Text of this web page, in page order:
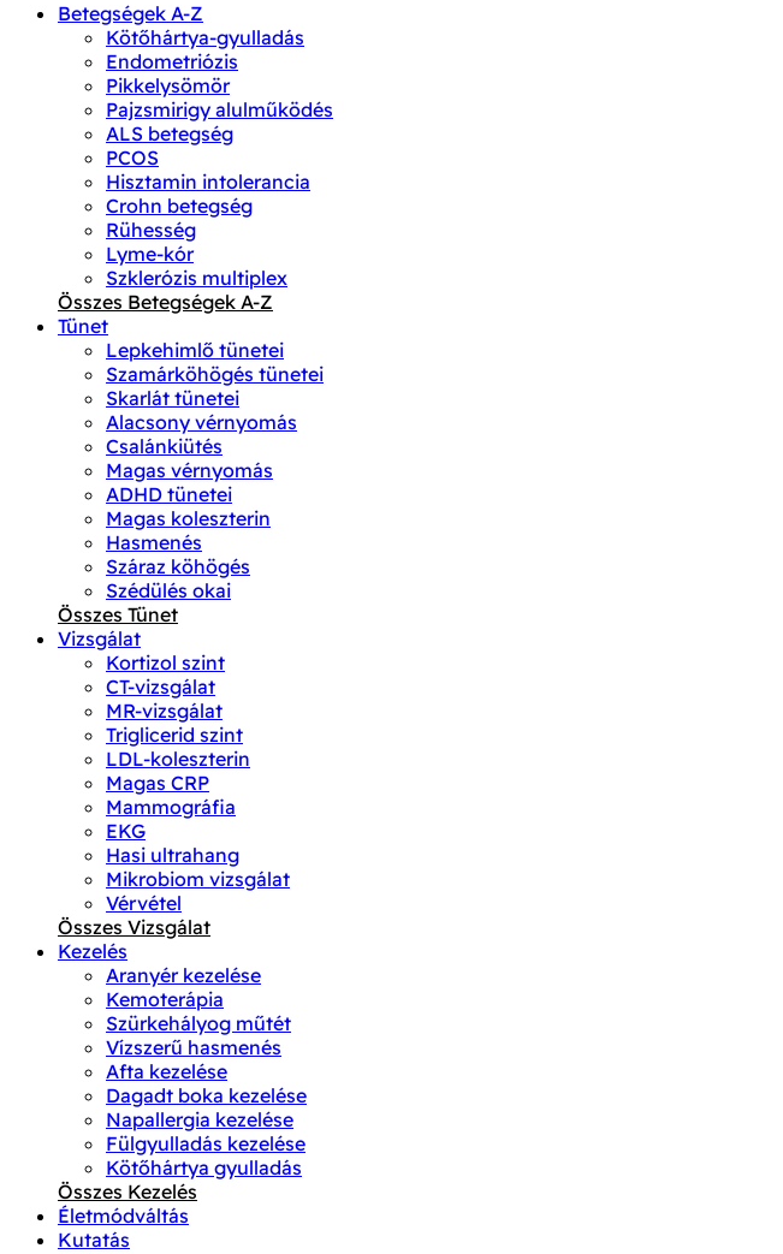
Betegségek A-Z
Kötőhártya-gyulladás
Endometriózis
Pikkelysömör
Pajzsmirigy alulműködés
ALS betegség
PCOS
Hisztamin intolerancia
Crohn betegség
Rühesség
Lyme-kór
Szklerózis multiplex
Összes Betegségek A-Z
Tünet
Lepkehimlő tünetei
Szamárköhögés tünetei
Skarlát tünetei
Alacsony vérnyomás
Csalánkiütés
Magas vérnyomás
ADHD tünetei
Magas koleszterin
Hasmenés
Száraz köhögés
Szédülés okai
Összes Tünet
Vizsgálat
Kortizol szint
CT-vizsgálat
MR-vizsgálat
Triglicerid szint
LDL-koleszterin
Magas CRP
Mammográfia
EKG
Hasi ultrahang
Mikrobiom vizsgálat
Vérvétel
Összes Vizsgálat
Kezelés
Aranyér kezelése
Kemoterápia
Szürkehályog műtét
Vízszerű hasmenés
Afta kezelése
Dagadt boka kezelése
Napallergia kezelése
Fülgyulladás kezelése
Kötőhártya gyulladás
Összes Kezelés
Életmódváltás
Kutatás